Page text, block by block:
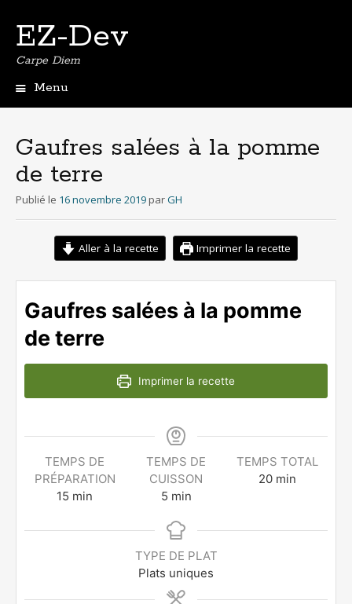
EZ-Dev
Carpe Diem
Menu
principal
Gaufres salées à la pomme
de terre
Publié le 16 novembre 2019 parGH
Aller à la recette Imprimer la recette
Gaufres salées à la pomme
de terre
Imprimer la recette
TEMPS DE
PRÉPARATION
15 min
TEMPS DE
CUISSON
5 min
TEMPS TOTAL
20 min
TYPE DE PLAT
Plats uniques